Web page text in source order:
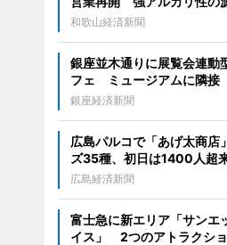
和歌山経済新聞
銀座並木通りに展覧会連動
フェ ミュージアムに隣接
銀座経済新聞
広島パルコで「あげ太商
ズ35種、初日は1400人超
広島経済新聞
富士急に新エリア「サンエ
イス」 2つのアトラクシ